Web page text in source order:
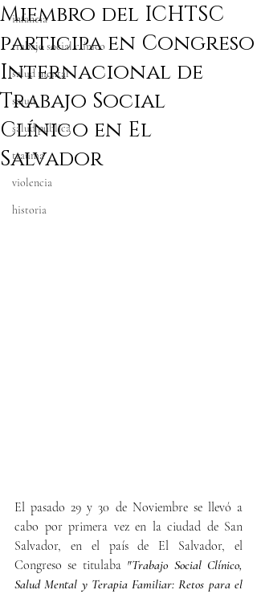
infancia
trabajo social clínico
salud mental
salud
salud pública
trauma
violencia
historia
Miembro del ICHTSC
participa en Congreso
Internacional de
Trabajo Social
Clínico en El
Salvador
El pasado 29 y 30 de Noviembre se llevó a
cabo por primera vez en la ciudad de San
Salvador, en el país de El Salvador, el
Congreso se titulaba "Trabajo Social Clínico,
Salud Mental y Terapia Familiar: Retos para el